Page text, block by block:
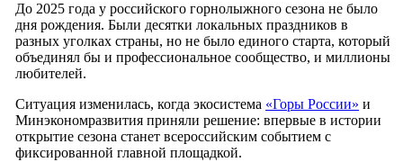
До 2025 года у российского горнолыжного сезона не было
дня рождения. Были десятки локальных праздников в
разных уголках страны, но не было единого старта, который
объединял бы и профессиональное сообщество, и миллионы
любителей.
Ситуация изменилась, когда экосистема «Горы России» и
Минэкономразвития приняли решение: впервые в истории
открытие сезона станет всероссийским событием с
фиксированной главной площадкой.